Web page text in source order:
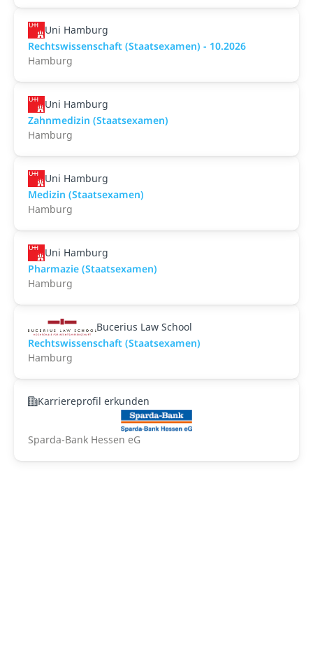
Uni Hamburg
Rechtswissenschaft (Staatsexamen) - 10.2026
Hamburg
Uni Hamburg
Zahnmedizin (Staatsexamen)
Hamburg
Uni Hamburg
Medizin (Staatsexamen)
Hamburg
Uni Hamburg
Pharmazie (Staatsexamen)
Hamburg
Bucerius Law School
Rechtswissenschaft (Staatsexamen)
Hamburg
Karriereprofil erkunden
Sparda-Bank Hessen eG